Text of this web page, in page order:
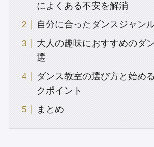
によくある不安を解消
自分に合ったダンスジャン
大人の趣味におすすめのダ
選
ダンス教室の選び方と始め
クポイント
まとめ